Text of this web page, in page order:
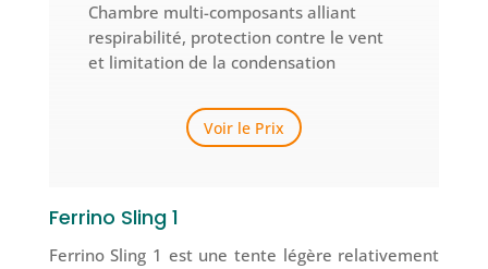
Chambre multi-composants alliant
respirabilité, protection contre le vent
et limitation de la condensation
Voir le Prix
Ferrino Sling 1
Ferrino Sling 1 est une tente légère relativement